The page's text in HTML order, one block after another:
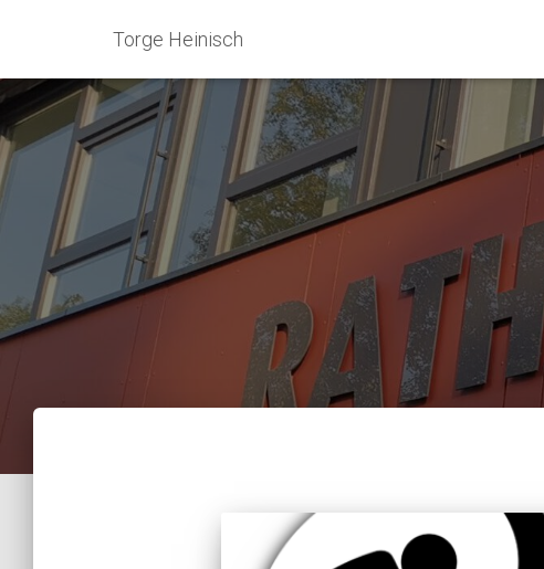
Torge Heinisch